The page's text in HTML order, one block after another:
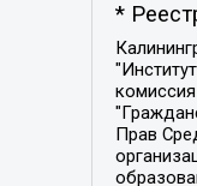
*
Калининградская региональная общественная организация "Экозащита!-Женсовет", Фонд содействия защите прав и свобод граждан "Общественный вердикт", Фонд "Институт Развития Свободы Информации", Частное учреждение "Информационное агентство МЕМО. РУ", Региональная общественная организация "Общественная комиссия по сохранению наследия академика Сахарова", Фонд поддержки свободы прессы, Санкт-Петербургская общественная правозащитная организация "Гражданский контроль", Межрегиональная общественная организация "Информационно-